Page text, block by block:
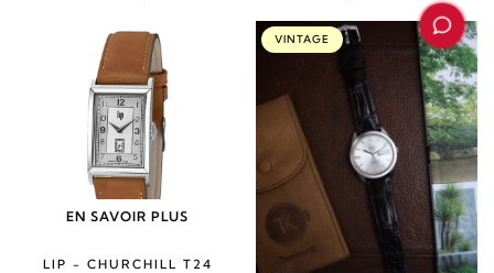
EN SAVOIR PLUS
LIP - CHURCHILL T24
VINTAGE